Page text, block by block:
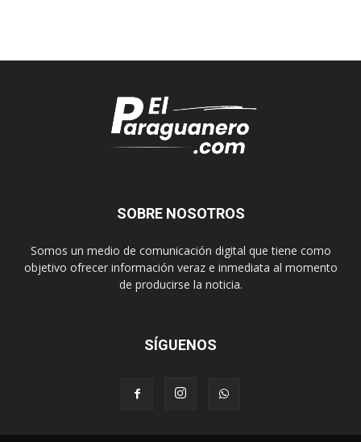
SOBRE NOSOTROS
Somos un medio de comunicación digital que tiene como
objetivo ofrecer información veraz e inmediata al momento
de producirse la noticia.
SÍGUENOS